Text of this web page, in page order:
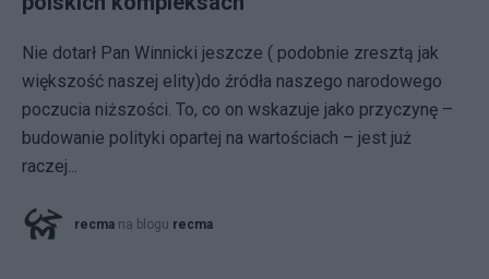
Nie dotarł Pan Winnicki jeszcze ( podobnie zresztą jak
większość naszej elity)do źródła naszego narodowego
poczucia niższości. To, co on wskazuje jako przyczynę –
budowanie polityki opartej na wartościach – jest już
raczej...
recma na blogu recma